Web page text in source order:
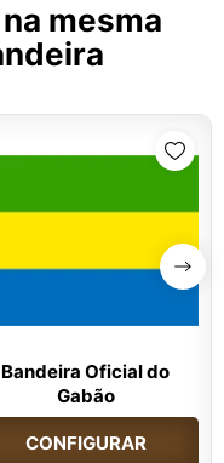
mesma
Bandeira Oficial do
Gabão
CONFIGURAR